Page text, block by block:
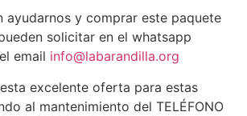
ayudarnos y comprar este paquete
solicitar en el whatsapp
email info@labarandilla.org
excelente oferta para estas
al mantenimiento del TELÉFONO